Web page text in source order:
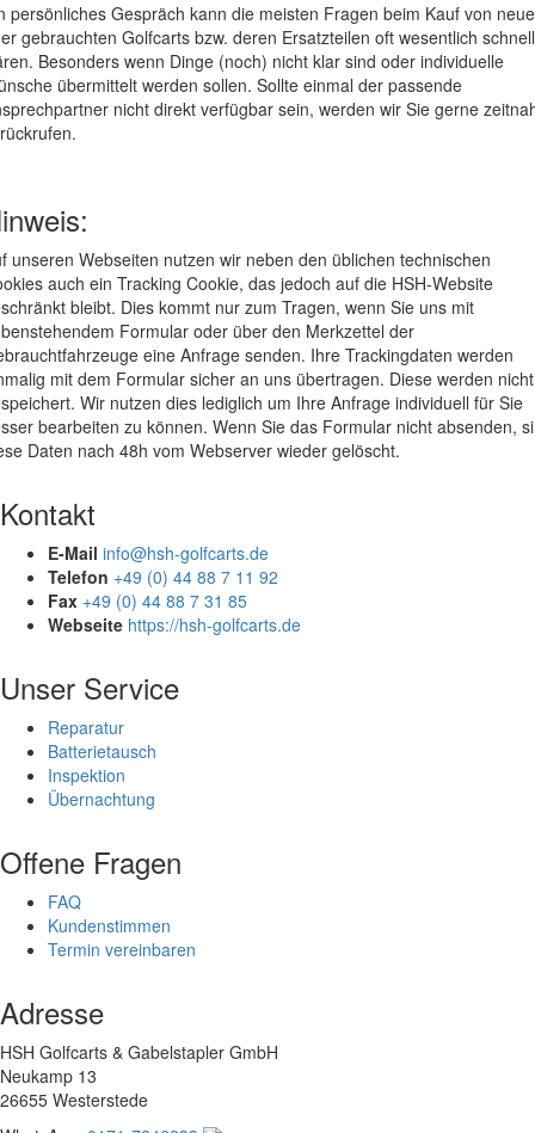
persönliches Gespräch kann die meisten Fragen beim Kauf von
gebrauchten Golfcarts bzw. deren Ersatzteilen oft wesentlich
Besonders wenn Dinge (noch) nicht klar sind oder individuelle
übermittelt werden sollen. Sollte einmal der passende
nicht direkt verfügbar sein, werden wir Sie gerne
unseren Webseiten nutzen wir neben den üblichen technischen
auch ein Tracking Cookie, das jedoch auf die HSH-Website
bleibt. Dies kommt nur zum Tragen, wenn Sie uns mit
Formular oder über den Merkzettel der
eine Anfrage senden. Ihre Trackingdaten werden
mit dem Formular sicher an uns übertragen. Diese werden nicht
Wir nutzen dies lediglich um Ihre Anfrage individuell für Sie
bearbeiten zu können. Wenn Sie das Formular nicht absenden,
Daten nach 48h vom Webserver wieder gelöscht.
Kontakt
E-Mail info@hsh-golfcarts.de
Telefon +49 (0) 44 88 7 11 92
Fax +49 (0) 44 88 7 31 85
Webseite https://hsh-golfcarts.de
Unser Service
Reparatur
Batterietausch
Inspektion
Übernachtung
Offene Fragen
FAQ
Kundenstimmen
Termin vereinbaren
Adresse
HSH Golfcarts & Gabelstapler GmbH
Neukamp 13
26655 Westerstede